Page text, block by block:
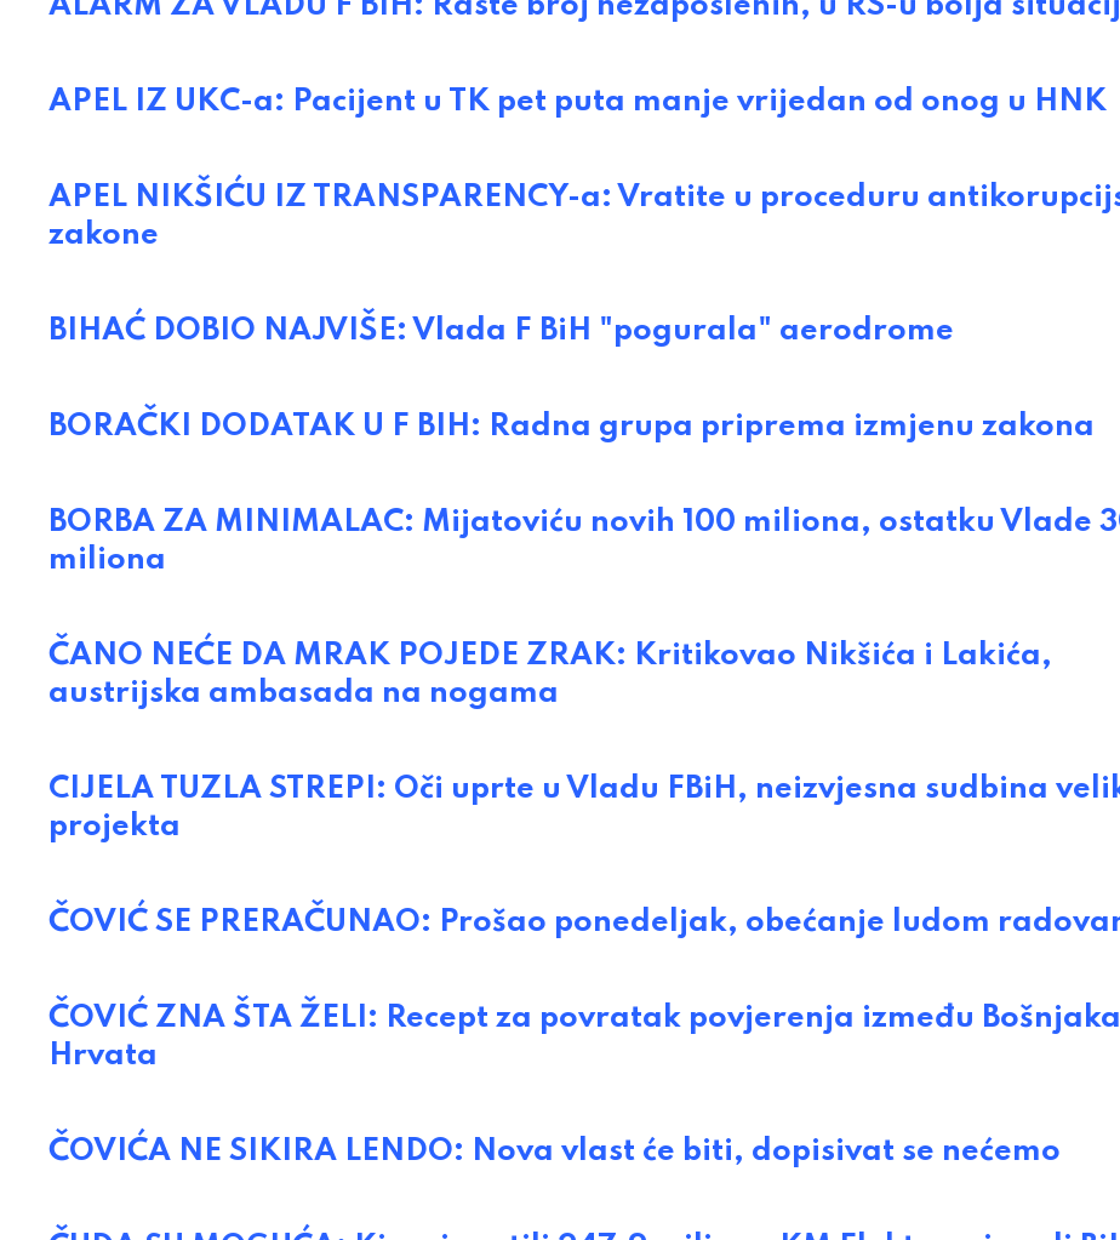
APEL IZ UKC-a: Pacijent u TK pet puta manje vrijedan od onog u HNK
APEL NIKŠIĆU IZ TRANSPARENCY-a: Vratite u proceduru
zakone
BIHAĆ DOBIO NAJVIŠE: Vlada F BiH "pogurala" aerodrome
BORAČKI DODATAK U F BIH: Radna grupa priprema izmjenu zakona
BORBA ZA MINIMALAC: Mijatoviću novih 100 miliona, ostatku Vlade
miliona
ČANO NEĆE DA MRAK POJEDE ZRAK: Kritikovao Nikšića i Lakića,
austrijska ambasada na nogama
CIJELA TUZLA STREPI: Oči uprte u Vladu FBiH, neizvjesna sudbina
projekta
ČOVIĆ SE PRERAČUNAO: Prošao ponedeljak, obećanje ludom
ČOVIĆ ZNA ŠTA ŽELI: Recept za povratak povjerenja između
Hrvata
ČOVIĆA NE SIKIRA LENDO: Nova vlast će biti, dopisivat se nećemo